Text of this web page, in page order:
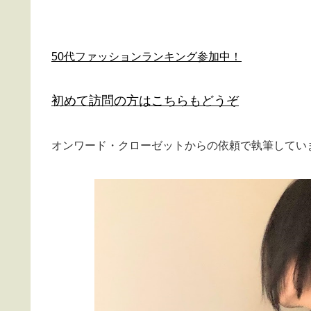
50代ファッションランキング参加中！
初めて訪問の方はこちらもどうぞ
オンワード・クローゼットからの依頼で執筆してい